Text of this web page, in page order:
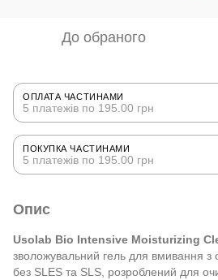
До обраного
ОПЛАТА ЧАСТИНАМИ
5 платежів по 195.00 грн
ПОКУПКА ЧАСТИНАМИ
5 платежів по 195.00 грн
Опис
Usolab Bio Intensive Moisturizing
зволожувальний гель для вмивання
без SLES та SLS, розроблений для